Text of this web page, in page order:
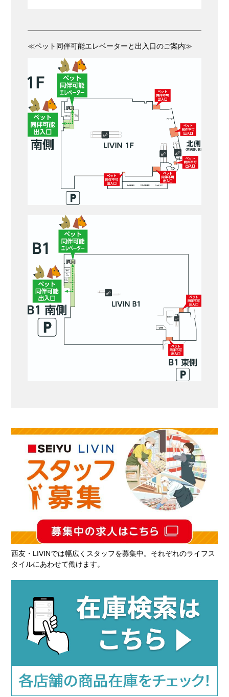
≪ペット同伴可能エレベーターと出入口のご案内≫
西友・LIVINでは幅広くスタッフを募集中。それぞれのライフス
タイルにあわせて働けます。